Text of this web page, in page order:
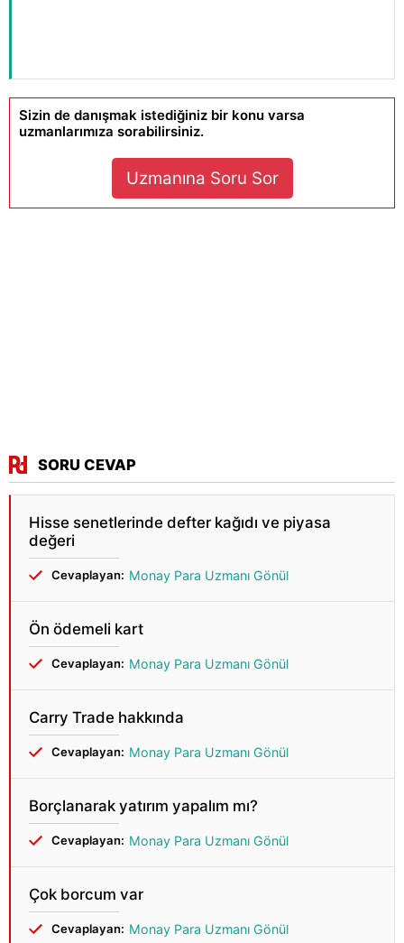
Sizin de danışmak istediğiniz bir konu varsa
uzmanlarımıza sorabilirsiniz.
Uzmanına Soru Sor
SORU CEVAP
Hisse senetlerinde defter kağıdı ve piyasa
değeri
Cevaplayan: Monay Para Uzmanı Gönül
Ön ödemeli kart
Cevaplayan: Monay Para Uzmanı Gönül
Carry Trade hakkında
Cevaplayan: Monay Para Uzmanı Gönül
Borçlanarak yatırım yapalım mı?
Cevaplayan: Monay Para Uzmanı Gönül
Çok borcum var
Cevaplayan: Monay Para Uzmanı Gönül